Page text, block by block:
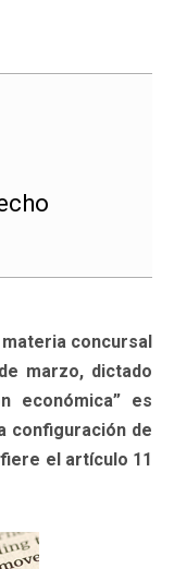
concursal
marzo, dictado
económica” es
configuración de
el artículo 11